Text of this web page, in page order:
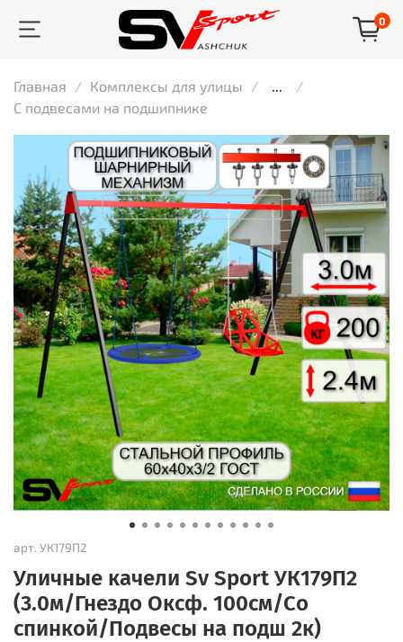
0
Главная Комплексы для улицы
...
С подвесами на подшипнике
арт. УК179П2
Уличные качели Sv Sport УК179П2
(3.0м/Гнездо Оксф. 100см/Со
спинкой/Подвесы на подш 2к)